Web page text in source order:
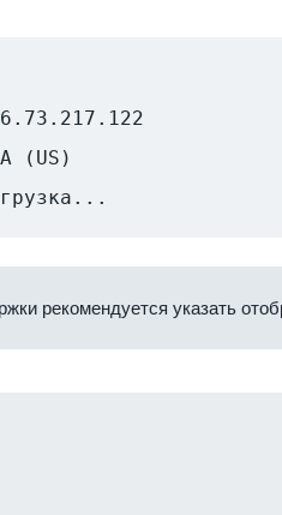
(US)
рекомендуется указать